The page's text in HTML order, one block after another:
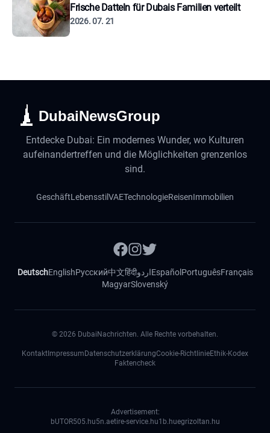
Frische Datteln für Dubais Familien verteilt
2026. 07. 21
DubaiNewsGroup
Entdecke Dubai: Ein modernes Wunder, wo Kulturen
aufeinandertreffen und die Möglichkeiten grenzenlos
sind.
GeschäftLebensstilVAETechnologieReisenImmobilien
DeutschEnglishРусский中文हिंदीاردوEspañol PortuguêsFrançais
MagyarSlovenský
© 2026 DubaiNachrichten. Alle Rechte vorbehalten.
Kontakt Impressum DatenschutzerklärungCookie-RichtlinieEthik-Kodex
Faktencheck
Advertisement:
bUTOR505.hu5n.aetire-service.hu1b.huegrizoltan.hu